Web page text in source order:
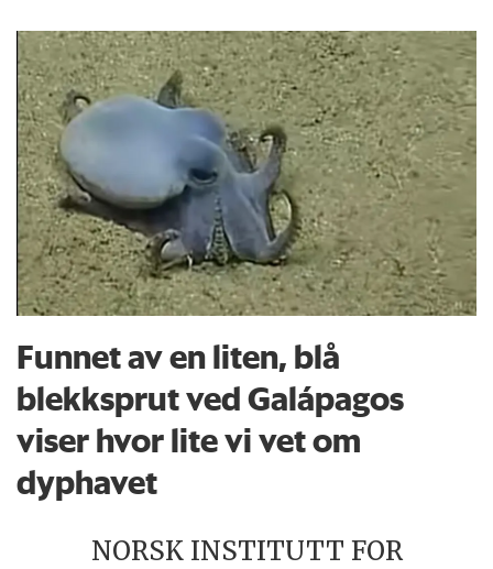
Funnet av en liten, blå
blekksprut ved Galápagos
viser hvor lite vi vet om
dyphavet
NORSK INSTITUTT FOR